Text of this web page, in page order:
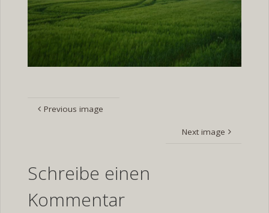
Previous image
Next image
Schreibe einen
Kommentar